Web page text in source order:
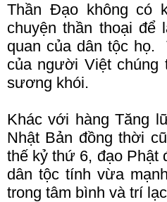
Thần Đạo không có
chuyện thần thoại để
quan của dân tộc họ.
của người Việt
sương khói.
Khác với hàng Tăng
Nhật Bản đồng thời
thế kỷ thứ 6, đạo Phật
dân tộc tính vừa
trong tâm bình và trí